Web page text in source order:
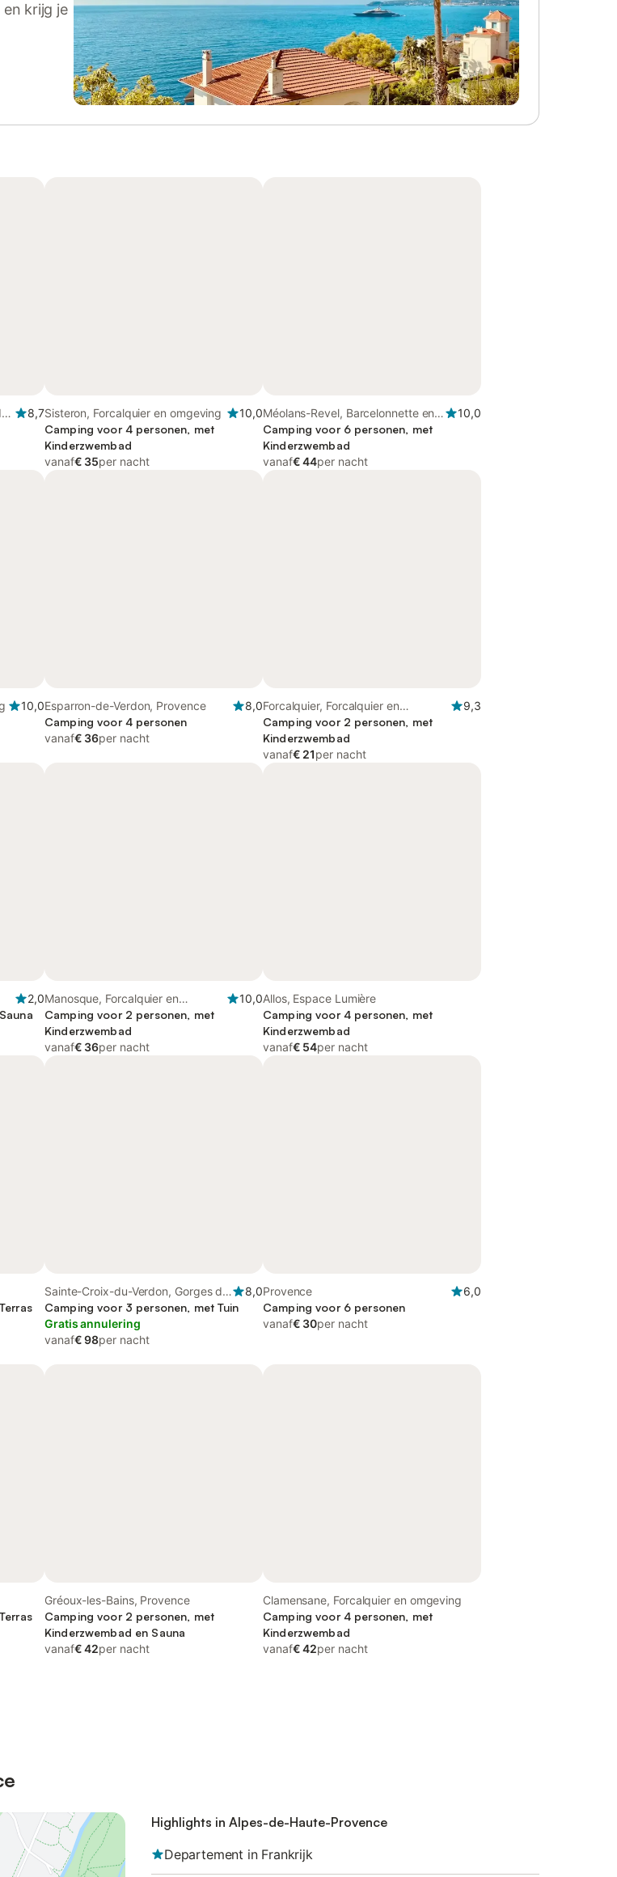
krijg je
8,7Sisteron, Forcalquier en omgeving
10,0
Camping voor 4 personen, met
Kinderzwembad
vanaf€ 35per nacht
Méolans-Revel, Barcelonnette en
omgeving
10,0
Camping voor 6 personen, met
Kinderzwembad
vanaf€ 44per nacht
10,0Esparron-de-Verdon, Provence
8,0
Camping voor 4 personen
vanaf€ 36per nacht
Forcalquier, Forcalquier en
omgeving
9,3
Camping voor 2 personen, met
Kinderzwembad
vanaf€ 21per nacht
2,0Manosque, Forcalquier en
omgeving
10,0
Camping voor 2 personen, met
Kinderzwembad
vanaf€ 36per nacht
Allos, Espace Lumière
Camping voor 4 personen, met
Kinderzwembad
vanaf€ 54per nacht
Sainte-Croix-du-Verdon, Gorges du
Verdon
8,0
Camping voor 3 personen, met Tuin
Gratis annulering
vanaf€ 98per nacht
Provence
6,0
Camping voor 6 personen
vanaf€ 30per nacht
Gréoux-les-Bains, Provence
Camping voor 2 personen, met
Kinderzwembad en Sauna
vanaf€ 42per nacht
Clamensane, Forcalquier en omgeving
Camping voor 4 personen, met
Kinderzwembad
vanaf€ 42per nacht
Highlights in Alpes-de-Haute-Provence
Departement in Frankrijk